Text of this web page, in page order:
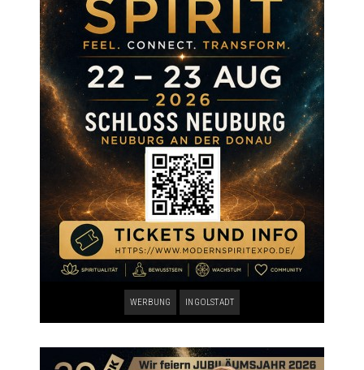
WERBUNG INGOLSTADT